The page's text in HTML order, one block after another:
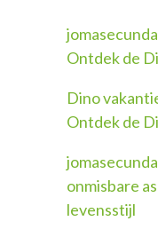
Ontdek de
Dino
Ontdek de
onmisbare
levensstijl